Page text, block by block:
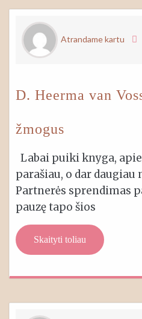
Atrandame kartu
D. Heerma van
žmogus
Labai puiki knyga,
parašiau, o dar daugiau
Partnerės sprendimas
pauzę tapo šios
Skaityti toliau